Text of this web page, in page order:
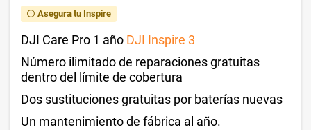
error_outline Asegura tu Inspire
DJI Care Pro 1 año DJI Inspire 3
Número ilimitado de reparaciones gratuitas
dentro del límite de cobertura
Dos sustituciones gratuitas por baterías nuevas
Un mantenimiento de fábrica al año.